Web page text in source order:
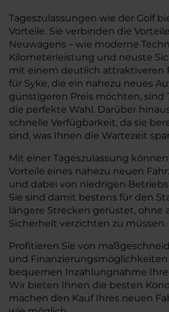
Tageszulassungen wie der Golf
Vorteile. Sie verbinden die
Neuwagens – wie moderne
Kilometerleistung und neuste
mit einem deutlich attraktiveren
für Syke, die ein nahezu neues
günstigeren Preis möchten, sind
die perfekte Wahl. Darüber
schnelle Verfügbarkeit, da sie
sind, was Ihnen die Wartezeit
Mit einer Tageszulassung
Vorteile eines nahezu neuen
und dabei von niedrigen
Sie sind damit bestens für den
längere Strecken gerüstet, ohne
Sicherheit verzichten zu müssen.
Profitieren Sie von
und Finanzierungsmöglichkeiten
bequemen Inzahlungnahme
Wir bieten Ihnen die besten
machen den Kauf Ihres neuen